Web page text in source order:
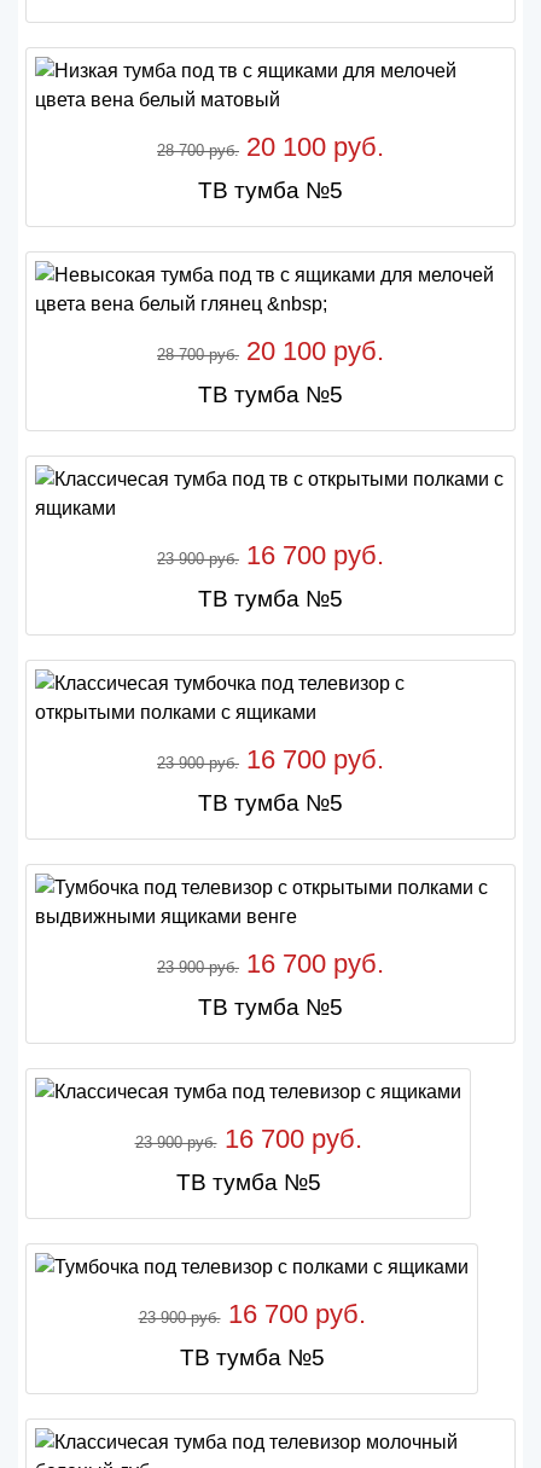
28 700 руб. 20 100 руб.
ТВ тумба №5
28 700 руб. 20 100 руб.
ТВ тумба №5
23 900 руб. 16 700 руб.
ТВ тумба №5
23 900 руб. 16 700 руб.
ТВ тумба №5
23 900 руб. 16 700 руб.
ТВ тумба №5
23 900 руб.16 700 руб.
ТВ тумба №5
23 900 руб.16 700 руб.
ТВ тумба №5